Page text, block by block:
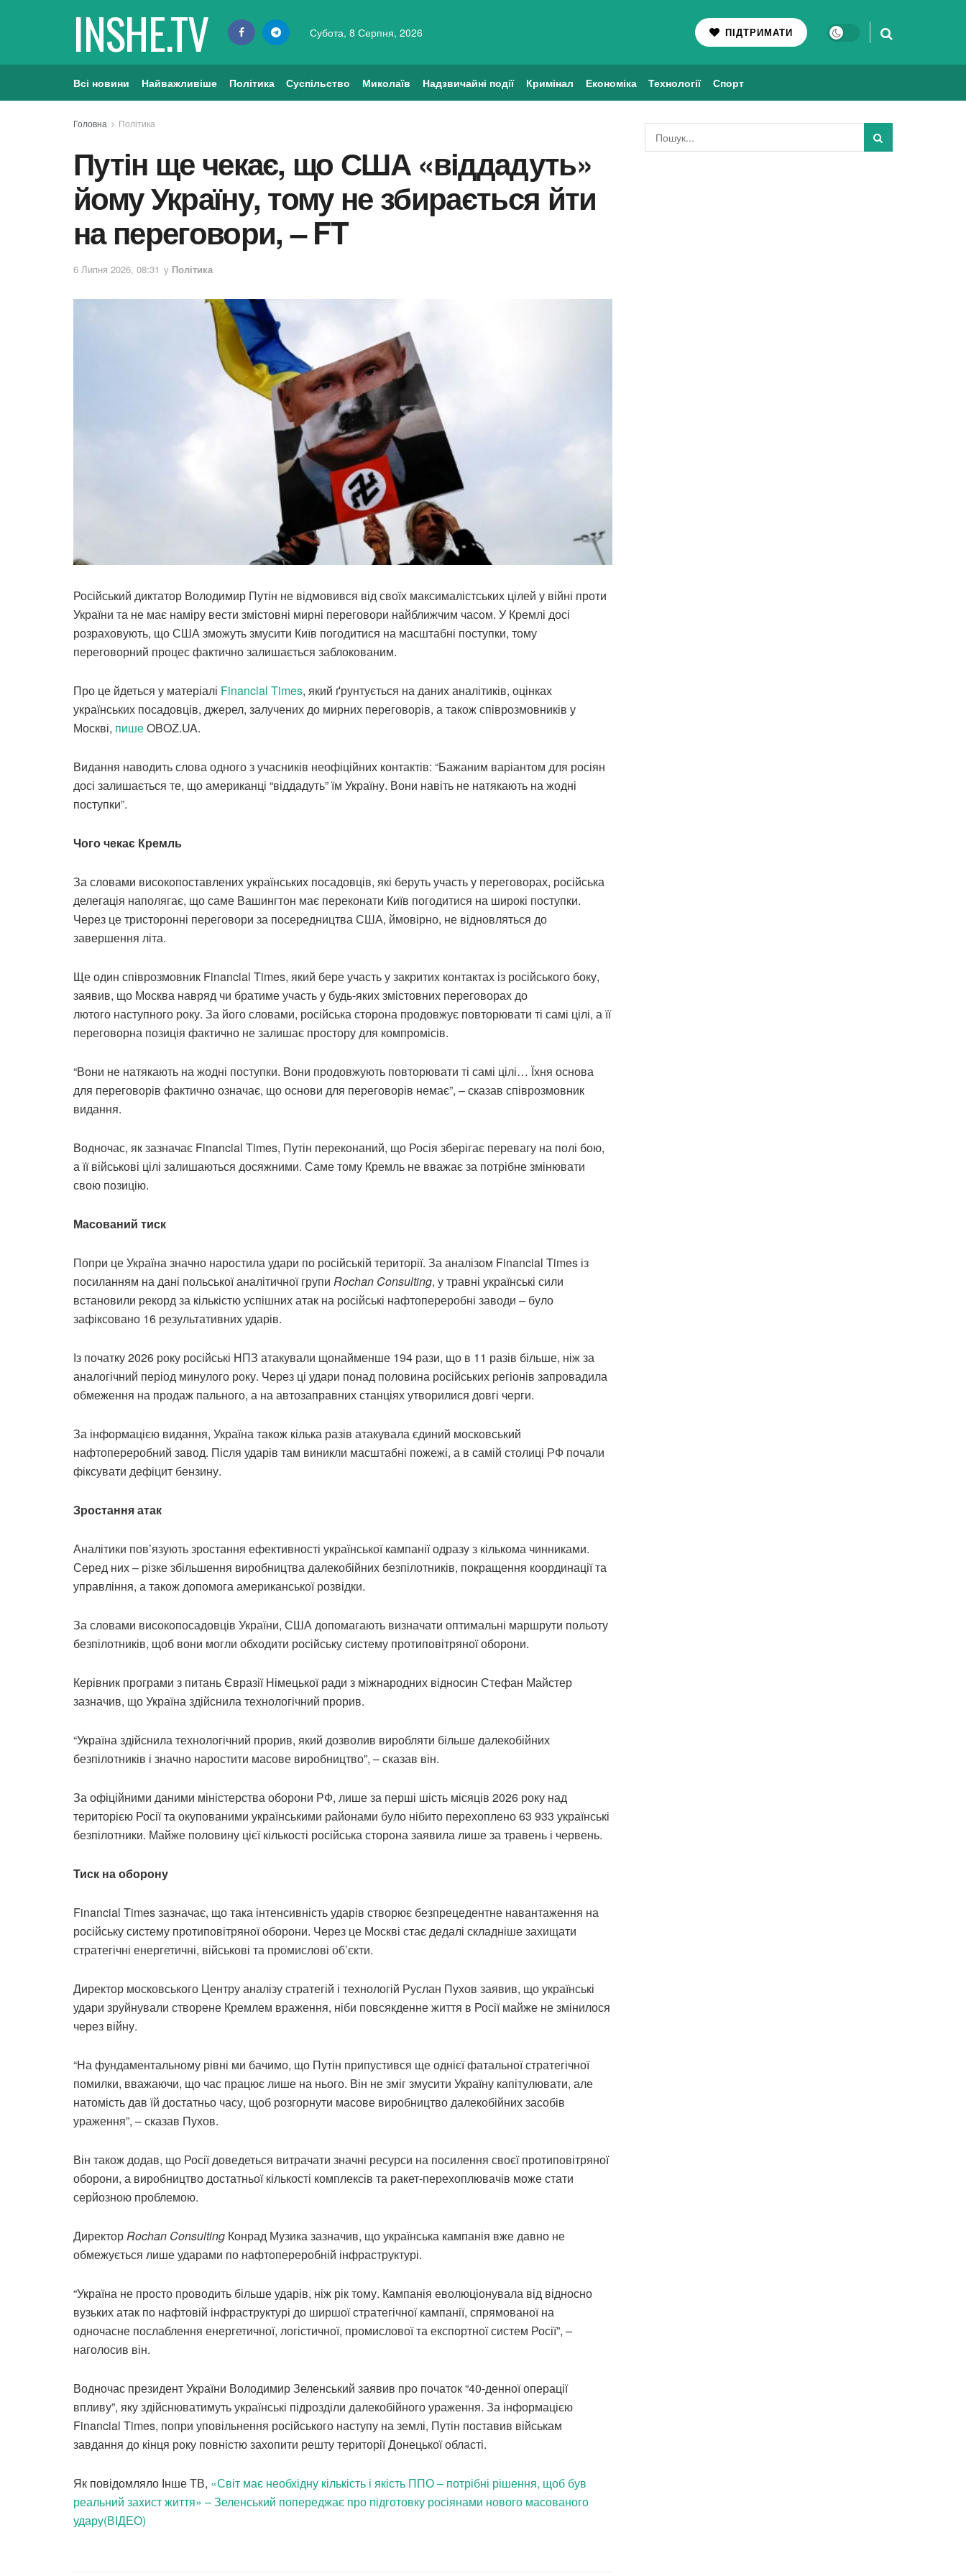
INSHE.TV Субота, 8 Серпня, 2026 ПІДТРИМАТИ
Всі новини Найважливіше Політика Суспільство Миколаїв Надзвичайні події Кримінал Економіка Технології Спорт
Головна Політика
Путін ще чекає, що США «віддадуть»
йому Україну, тому не збирається йти
на переговори, – FT
6 Липня 2026, 08:31 у Політика
Російський диктатор Володимир Путін не відмовився від своїх максималістських цілей у війні проти
України та не має наміру вести змістовні мирні переговори найближчим часом. У Кремлі досі
розраховують, що США зможуть змусити Київ погодитися на масштабні поступки, тому
переговорний процес фактично залишається заблокованим.
Про це йдеться у матеріалі Financial Times, який ґрунтується на даних аналітиків, оцінках
українських посадовців, джерел, залучених до мирних переговорів, а також співрозмовників у
Москві, пишеOBOZ.UA.
Видання наводить слова одного з учасників неофіційних контактів: “Бажаним варіантом для росіян
досі залишається те, що американці “віддадуть” їм Україну. Вони навіть не натякають на жодні
поступки”.
Чого чекає Кремль
За словами високопоставлених українських посадовців, які беруть участь у переговорах, російська
делегація наполягає, що саме Вашингтон має переконати Київ погодитися на широкі поступки.
Через це тристоронні переговори за посередництва США, ймовірно, не відновляться до
завершення літа.
Ще один співрозмовник Financial Times, який бере участь у закритих контактах із російського боку,
заявив, що Москва навряд чи братиме участь у будь-яких змістовних переговорах до
лютого наступного року. За його словами, російська сторона продовжує повторювати ті самі цілі, а її
переговорна позиція фактично не залишає простору для компромісів.
“Вони не натякають на жодні поступки. Вони продовжують повторювати ті самі цілі… Їхня основа
для переговорів фактично означає, що основи для переговорів немає”, – сказав співрозмовник
видання.
Водночас, як зазначає Financial Times, Путін переконаний, що Росія зберігає перевагу на полі бою,
а її військові цілі залишаються досяжними. Саме тому Кремль не вважає за потрібне змінювати
свою позицію.
Масований тиск
Попри це Україна значно наростила удари по російській території. За аналізом Financial Times із
посиланням на дані польської аналітичної групи Rochan Consulting, у травні українські сили
встановили рекорд за кількістю успішних атак на російські нафтопереробні заводи – було
зафіксовано 16 результативних ударів.
Із початку 2026 року російські НПЗ атакували щонайменше 194 рази, що в 11 разів більше, ніж за
аналогічний період минулого року. Через ці удари понад половина російських регіонів запровадила
обмеження на продаж пального, а на автозаправних станціях утворилися довгі черги.
За інформацією видання, Україна також кілька разів атакувала єдиний московський
нафтопереробний завод. Після ударів там виникли масштабні пожежі, а в самій столиці РФ почали
фіксувати дефіцит бензину.
Зростання атак
Аналітики пов’язують зростання ефективності української кампанії одразу з кількома чинниками.
Серед них – різке збільшення виробництва далекобійних безпілотників, покращення координації та
управління, а також допомога американської розвідки.
За словами високопосадовців України, США допомагають визначати оптимальні маршрути польоту
безпілотників, щоб вони могли обходити російську систему протиповітряної оборони.
Керівник програми з питань Євразії Німецької ради з міжнародних відносин Стефан Майстер
зазначив, що Україна здійснила технологічний прорив.
“Україна здійснила технологічний прорив, який дозволив виробляти більше далекобійних
безпілотників і значно наростити масове виробництво”, – сказав він.
За офіційними даними міністерства оборони РФ, лише за перші шість місяців 2026 року над
територією Росії та окупованими українськими районами було нібито перехоплено 63 933 українські
безпілотники. Майже половину цієї кількості російська сторона заявила лише за травень і червень.
Тиск на оборону
Financial Times зазначає, що така інтенсивність ударів створює безпрецедентне навантаження на
російську систему протиповітряної оборони. Через це Москві стає дедалі складніше захищати
стратегічні енергетичні, військові та промислові об’єкти.
Директор московського Центру аналізу стратегій і технологій Руслан Пухов заявив, що українські
удари зруйнували створене Кремлем враження, ніби повсякденне життя в Росії майже не змінилося
через війну.
“На фундаментальному рівні ми бачимо, що Путін припустився ще однієї фатальної стратегічної
помилки, вважаючи, що час працює лише на нього. Він не зміг змусити Україну капітулювати, але
натомість дав їй достатньо часу, щоб розгорнути масове виробництво далекобійних засобів
ураження”, – сказав Пухов.
Він також додав, що Росії доведеться витрачати значні ресурси на посилення своєї протиповітряної
оборони, а виробництво достатньої кількості комплексів та ракет-перехоплювачів може стати
серйозною проблемою.
ДиректорRochan Consulting Конрад Музика зазначив, що українська кампанія вже давно не
обмежується лише ударами по нафтопереробній інфраструктурі.
“Україна не просто проводить більше ударів, ніж рік тому. Кампанія еволюціонувала від відносно
вузьких атак по нафтовій інфраструктурі до ширшої стратегічної кампанії, спрямованої на
одночасне послаблення енергетичної, логістичної, промислової та експортної систем Росії”, –
наголосив він.
Водночас президент України Володимир Зеленський заявив про початок “40-денної операції
впливу”, яку здійснюватимуть українські підрозділи далекобійного ураження. За інформацією
Financial Times, попри уповільнення російського наступу на землі, Путін поставив військам
завдання до кінця року повністю захопити решту території Донецької області.
Як повідомляло Інше ТВ, «Світ має необхідну кількість і якість ППО – потрібні рішення, щоб був
реальний захист життя» – Зеленський попереджає про підготовку росіянами нового масованого
удару(ВІДЕО)